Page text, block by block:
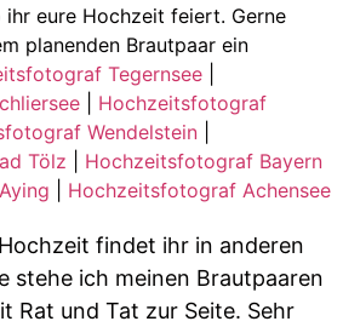
eure Hochzeit feiert. Gerne
planenden Brautpaar ein
Tegernsee
Hochzeitsfotograf
Wendelstein
Tölz
Hochzeitsfotograf Bayern
Hochzeitsfotograf Achensee
findet ihr in anderen
stehe ich meinen Brautpaaren
Rat und Tat zur Seite. Sehr